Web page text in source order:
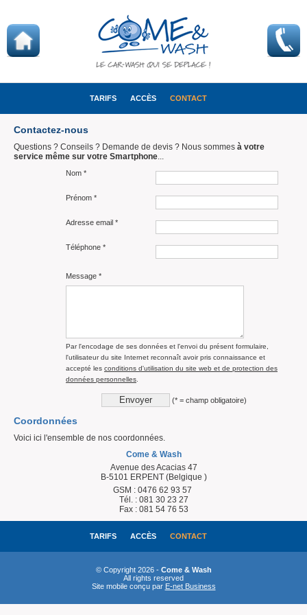
TARIFS ACCÈS CONTACT
Contactez-nous
Questions ? Conseils ? Demande de devis ? Nous sommes à votre
service même sur votre Smartphone...
Nom *
Prénom *
Adresse email *
Téléphone *
Message *
Par l'encodage de ses données et l'envoi du présent formulaire,
l'utilisateur du site Internet reconnaît avoir pris connaissance et
accepté les conditions d'utilisation du site web et de protection des
données personnelles
(* = champ obligatoire)
Coordonnées
Voici ici l'ensemble de nos coordonnées.
Come & Wash
Avenue des Acacias 47
B-5101 ERPENT (Belgique )
GSM : 0476 62 93 57
Tél. : 081 30 23 27
Fax : 081 54 76 53
TARIFS ACCÈS CONTACT
© Copyright 2026 - Come & Wash
All rights reserved
Site mobile conçu par E-net Business